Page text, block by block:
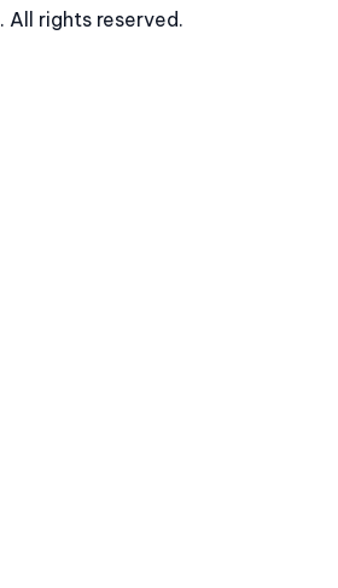
. All rights reserved.